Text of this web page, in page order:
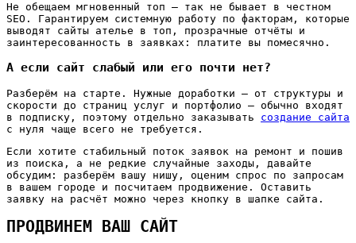
Не обещаем мгновенный топ — так не бывает в честном
SEO. Гарантируем системную работу по факторам, которые
выводят сайты ателье в топ, прозрачные отчёты и
заинтересованность в заявках: платите вы помесячно.
А если сайт слабый или его почти нет?
Разберём на старте. Нужные доработки — от структуры и
скорости до страниц услуг и портфолио — обычно входят
в подписку, поэтому отдельно заказывать создание сайта
с нуля чаще всего не требуется.
Если хотите стабильный поток заявок на ремонт и пошив
из поиска, а не редкие случайные заходы, давайте
обсудим: разберём вашу нишу, оценим спрос по запросам
в вашем городе и посчитаем продвижение. Оставить
заявку на расчёт можно через кнопку в шапке сайта.
ПРОДВИНЕМ ВАШ САЙТ